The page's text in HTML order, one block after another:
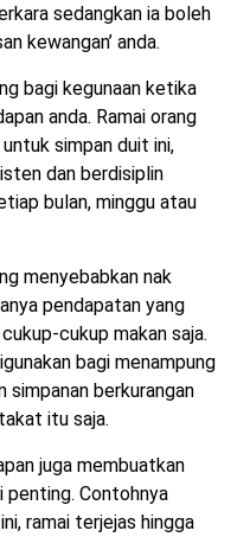
sedangkan ia boleh
kewangan’ anda.
bagi kegunaan ketika
anda. Ramai orang
simpan duit ini,
dan berdisiplin
bulan, minggu atau
menyebabkan nak
pendapatan yang
cukup makan saja.
bagi menampung
simpanan berkurangan
itu saja.
juga membuatkan
penting. Contohnya
ramai terjejas hingga